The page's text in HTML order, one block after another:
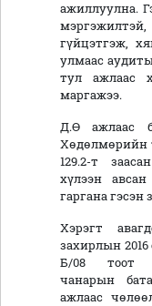
ажиллуулна.
гүйцэтгэж,
улмаас
тул ажлаас
маргажээ.
Д.Ө ажлаас
Хөдөлмөрийн
129.2-т
хүлээн
гаргана гэсэн
Хэрэгт
захирлын
Б/08 тоот
чанарын
ажлаас